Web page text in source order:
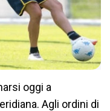
oggi a
Agli ordini di